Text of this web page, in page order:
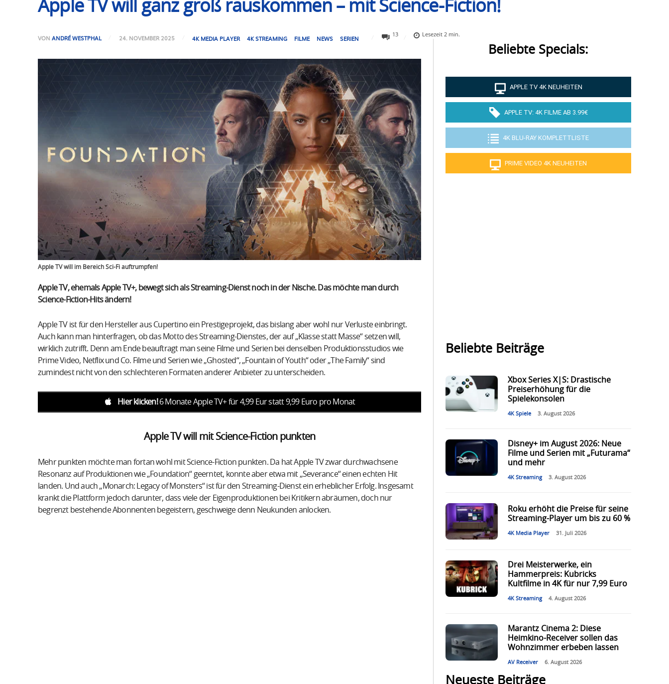
Apple TV will ganz groß rauskommen – mit Science-Fiction!
VON ANDRÉ WESTPHAL 24. NOVEMBER 2025 4K MEDIA PLAYER 4K STREAMING FILME NEWS SERIEN
13 Lesezeit2 min.
Apple TV will im Bereich Sci-Fi auftrumpfen!
Apple TV, ehemals Apple TV+, bewegt sich als Streaming-Dienst noch in der Nische. Das möchte man durch
Science-Fiction-Hits ändern!
Apple TV ist für den Hersteller aus Cupertino ein Prestigeprojekt, das bislang aber wohl nur Verluste einbringt.
Auch kann man hinterfragen, ob das Motto des Streaming-Dienstes, der auf „Klasse statt Masse“ setzen will,
wirklich zutrifft. Denn am Ende beauftragt man seine Filme und Serien bei denselben Produktionsstudios wie
Prime Video, Netflix und Co. Filme und Serien wie „Ghosted“, „Fountain of Youth“ oder „The Family“ sind
zumindest nicht von den schlechteren Formaten anderer Anbieter zu unterscheiden.
Hier klicken!6 Monate Apple TV+ für 4,99 Eur statt 9,99 Euro pro Monat
Apple TV will mit Science-Fiction punkten
Mehr punkten möchte man fortan wohl mit Science-Fiction punkten. Da hat Apple TV zwar durchwachsene
Resonanz auf Produktionen wie „Foundation“ geerntet, konnte aber etwa mit „Severance“ einen echten Hit
landen. Und auch „Monarch: Legacy of Monsters“ ist für den Streaming-Dienst ein erheblicher Erfolg. Insgesamt
krankt die Plattform jedoch darunter, dass viele der Eigenproduktionen bei Kritikern abräumen, doch nur
begrenzt bestehende Abonnenten begeistern, geschweige denn Neukunden anlocken.
Beliebte Specials:
APPLE TV 4K NEUHEITEN
APPLE TV: 4K FILME AB 3.99€
4K BLU-RAY KOMPLETTLISTE
PRIME VIDEO 4K NEUHEITEN
Beliebte Beiträge
Xbox Series X|S: Drastische
Preiserhöhung für die
Spielekonsolen
4K Spiele 3. August 2026
Disney+ im August 2026: Neue
Filme und Serien mit „Futurama“
und mehr
4K Streaming 3. August 2026
Roku erhöht die Preise für seine
Streaming-Player um bis zu 60 %
4K Media Player 31. Juli 2026
Drei Meisterwerke, ein
Hammerpreis: Kubricks
Kultfilme in 4K für nur 7,99 Euro
4K Streaming 4. August 2026
Marantz Cinema 2: Diese
Heimkino-Receiver sollen das
Wohnzimmer erbeben lassen
AV Receiver 6. August 2026
Neueste Beiträge